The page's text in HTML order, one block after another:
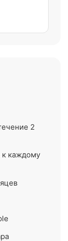
2
к каждому